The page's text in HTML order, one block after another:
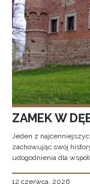
ZAMEK W
Jeden z
zachowując swój
udogodnienia dla
12 czerwca, 2026